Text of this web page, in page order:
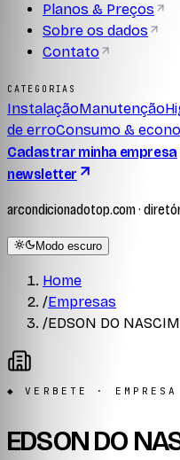
Planos & Preços
Sobre os dados
Contato
CATEGORIAS
InstalaçãoManutenção
de erroConsumo &
Cadastrar minha empresa
newsletter
arcondicionadotop.com ·
Modo escuro
Home
/Empresas
/EDSON DO
◆ VERBETE · EMPRESA
EDSON DO